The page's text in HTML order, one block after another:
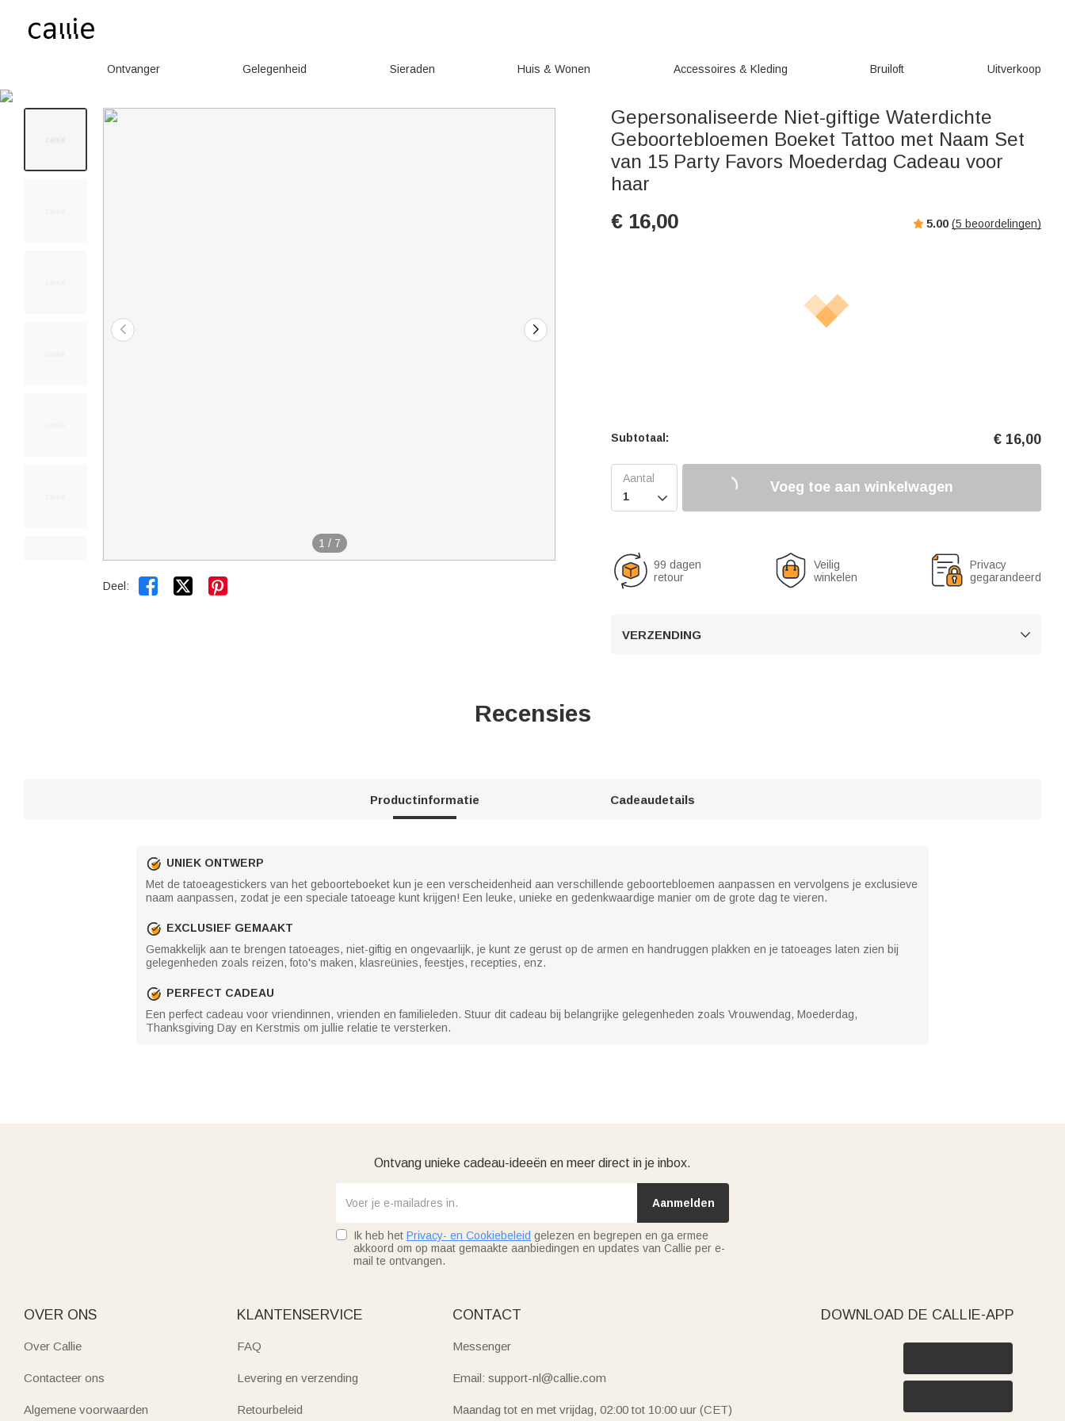
Ontvanger Gelegenheid Sieraden Huis & Wonen Accessoires & Kleding Bruiloft Uitverkoop
1 / 7
Deel:  
Gepersonaliseerde Niet-giftige Waterdichte
Geboortebloemen Boeket Tattoo met Naam Set
van 15 Party Favors Moederdag Cadeau voor
haar
€ 16,00 5.00 (5 beoordelingen)
Subtotaal: € 16,00

Voeg toe aan winkelwagen
99 dagen
retour
Veilig
winkelen
Privacy
gegarandeerd
VERZENDING 
Recensies
Productinformatie Cadeaudetails
UNIEK ONTWERP
Met de tatoeagestickers van het geboorteboeket kun je een verscheidenheid aan verschillende geboortebloemen aanpassen en vervolgens je exclusieve
naam aanpassen, zodat je een speciale tatoeage kunt krijgen! Een leuke, unieke en gedenkwaardige manier om de grote dag te vieren.
EXCLUSIEF GEMAAKT
Gemakkelijk aan te brengen tatoeages, niet-giftig en ongevaarlijk, je kunt ze gerust op de armen en handruggen plakken en je tatoeages laten zien bij
gelegenheden zoals reizen, foto's maken, klasreünies, feestjes, recepties, enz.
PERFECT CADEAU
Een perfect cadeau voor vriendinnen, vrienden en familieleden. Stuur dit cadeau bij belangrijke gelegenheden zoals Vrouwendag, Moederdag,
Thanksgiving Day en Kerstmis om jullie relatie te versterken.
Ontvang unieke cadeau-ideeën en meer direct in je inbox.
Aanmelden
Ik heb het Privacy- en Cookiebeleid gelezen en begrepen en ga ermee
akkoord om op maat gemaakte aanbiedingen en updates van Callie per e-
mail te ontvangen.
OVER ONS
Over Callie
Contacteer ons
Algemene voorwaarden
KLANTENSERVICE
FAQ
Levering en verzending
Retourbeleid
CONTACT
Messenger
Email: support-nl@callie.com
Maandag tot en met vrijdag, 02:00 tot 10:00 uur (CET)
DOWNLOAD DE CALLIE-APP